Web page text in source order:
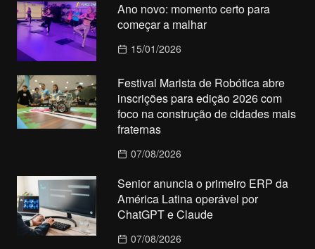
Ano novo: momento certo para
começar a malhar
15/01/2026
Festival Marista de Robótica abre
inscrições para edição 2026 com
foco na construção de cidades mais
fraternas
07/08/2026
Senior anuncia o primeiro ERP da
América Latina operável por
ChatGPT e Claude
07/08/2026